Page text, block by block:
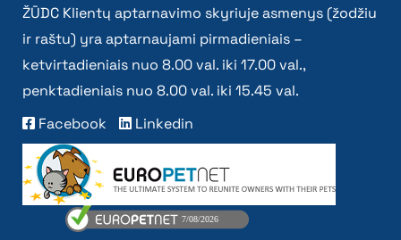
ŽŪDC Klientų aptarnavimo skyriuje asmenys (žodžiu
ir raštu) yra aptarnaujami pirmadieniais –
ketvirtadieniais nuo 8.00 val. iki 17.00 val.,
penktadieniais nuo 8.00 val. iki 15.45 val.
Facebook
Linkedin